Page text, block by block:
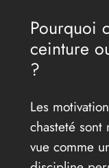
Pourquoi
ceinture
?
Les
chasteté sont
vue comme